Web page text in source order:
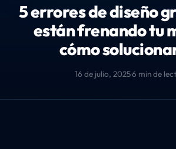
5 errores de diseño
están frenando tu
cómo
16 de julio, 2025·6 min de